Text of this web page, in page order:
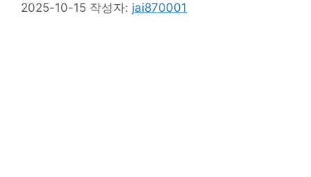
2025-10-15 작성자: jai870001